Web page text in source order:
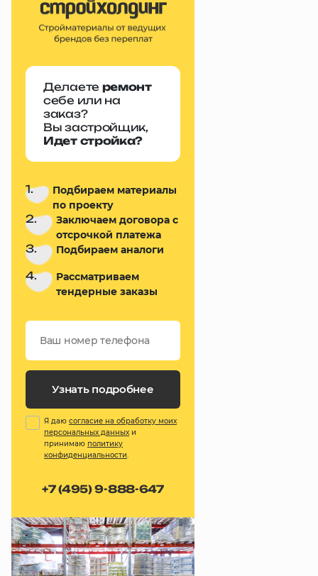
Делаете ремонт
себе или на
заказ?
Вы застройщик,
Идет стройка?
1.
Подбираем материалы
по проекту
2.
Заключаем договора с
отсрочкой платежа
3. Подбираем аналоги
4.
Рассматриваем
тендерные заказы
Узнать подробнее
Я даю согласие на обработку моих
персональных данных и
принимаю политику
конфиденциальности.
+7 (495) 9-888-647